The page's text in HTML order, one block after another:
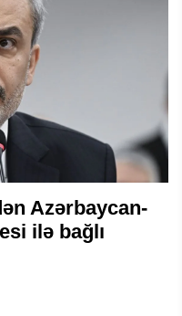
Azərbaycan-
ilə bağlı